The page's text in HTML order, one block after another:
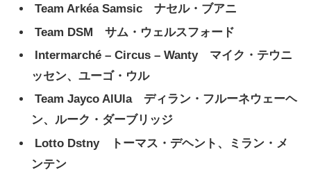
Team Arkéa Samsic ナセル・ブアニ
Team DSM サム・ウェルスフォード
Intermarché – Circus – Wanty マイク・テウニ
ッセン、ユーゴ・ウル
Team Jayco AlUla ディラン・フルーネウェーヘ
ン、ルーク・ダーブリッジ
Lotto Dstny トーマス・デヘント、ミラン・メ
ンテン